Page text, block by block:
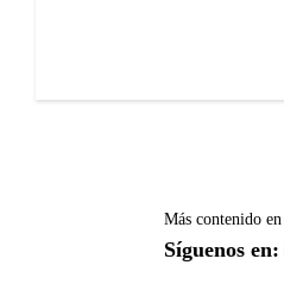
Más contenido en
Síguenos en: